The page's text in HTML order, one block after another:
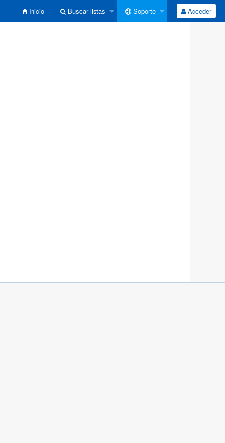
Inicio Buscar listas Soporte Acceder